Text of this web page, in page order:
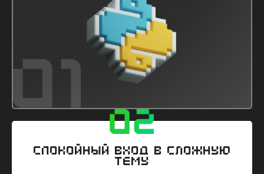
Спокойный вход в сложную
тему